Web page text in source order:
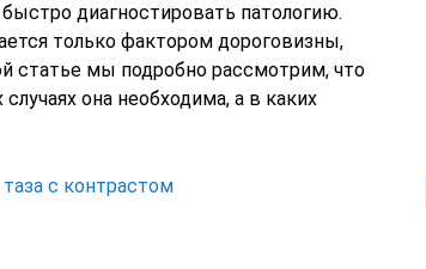
диагностировать патологию.
только фактором дороговизны,
статье мы подробно рассмотрим, что
она необходима, а в каких
с контрастом